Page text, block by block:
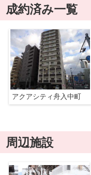
成約済み一覧
アクアシティ舟入中町
周辺施設